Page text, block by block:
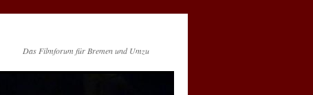
Das Filmforum für Bremen und Umzu